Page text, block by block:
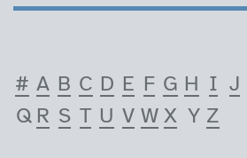
# A B C D E F G H I J
Q R S T U V W X Y Z